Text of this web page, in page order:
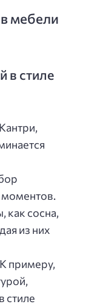
мебели
в стиле
как сосна,
из них
примеру,
стиле